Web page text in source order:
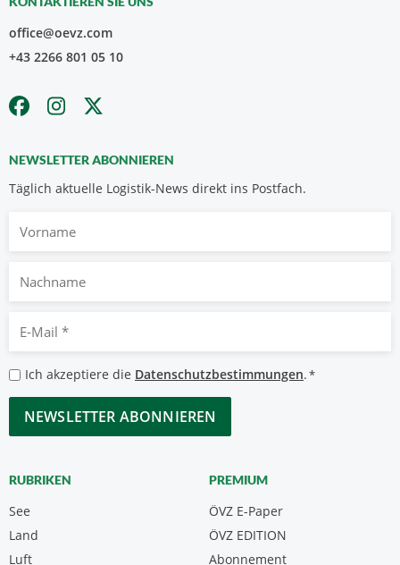
office@oevz.com
+43 2266 801 05 10
NEWSLETTER ABONNIEREN
Täglich aktuelle Logistik-News direkt ins Postfach.
Vorname
Nachname
Mail
*
Datenschutzbestimmungen
*
Ich akzeptiere die Datenschutzbestimmungen.*
CAPTCHA
RUBRIKEN
See
Land
Luft
PREMIUM
ÖVZ E-Paper
Abonnement
ÖVZ EDITION